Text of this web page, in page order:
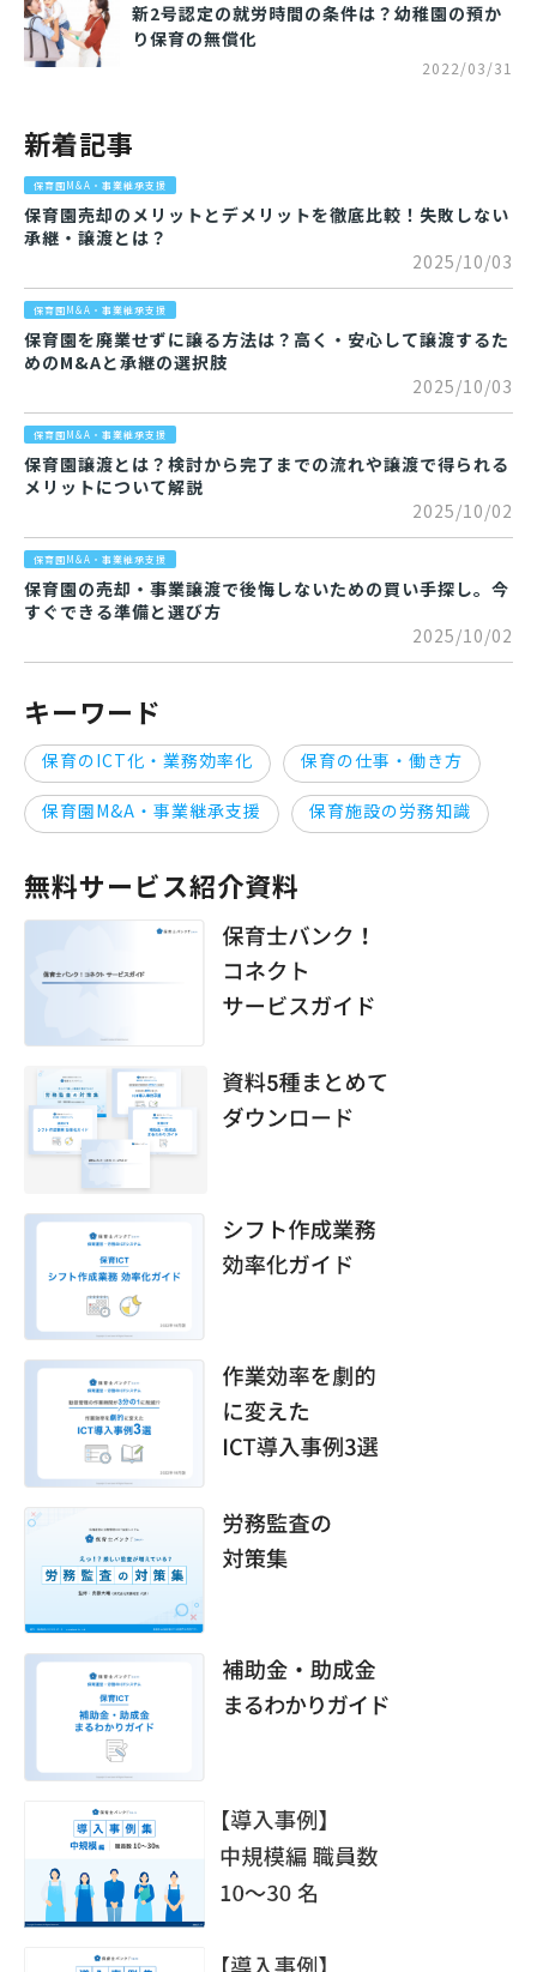
新2号認定の就労時間の条件は？幼稚園の預か
り保育の無償化
2022/03/31
新着記事
保育園M&A・事業継承支援
保育園売却のメリットとデメリットを徹底比較！失敗しない
承継・譲渡とは？
2025/10/03
保育園M&A・事業継承支援
保育園を廃業せずに譲る方法は？高く・安心して譲渡するた
めのM&Aと承継の選択肢
2025/10/03
保育園M&A・事業継承支援
保育園譲渡とは？検討から完了までの流れや譲渡で得られる
メリットについて解説
2025/10/02
保育園M&A・事業継承支援
保育園の売却・事業譲渡で後悔しないための買い手探し。今
すぐできる準備と選び方
2025/10/02
キーワード
保育のICT化・業務効率化 保育の仕事・働き方
保育園M&A・事業継承支援 保育施設の労務知識
無料サービス紹介資料